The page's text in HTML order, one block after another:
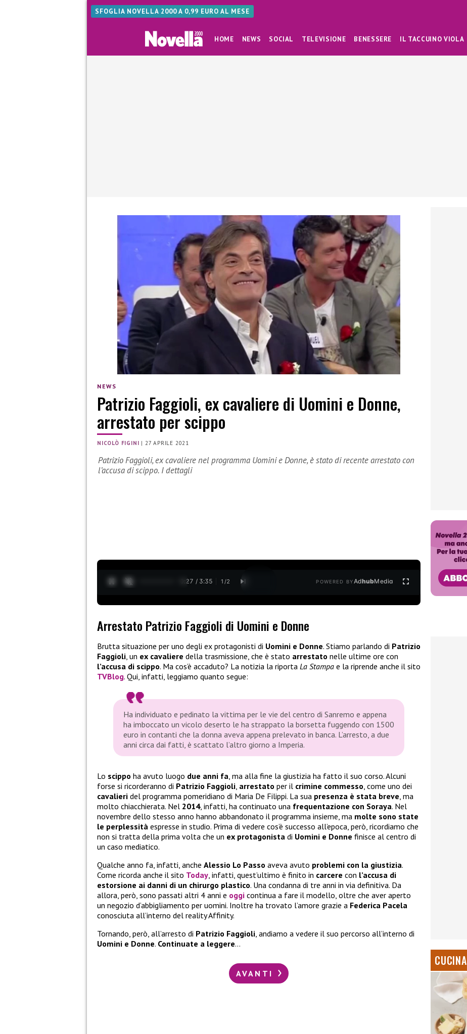
SFOGLIA NOVELLA 2000 A 0,99 EURO AL MESE
HOME NEWS SOCIAL TELEVISIONE BENESSERE IL TACCUINO VIOLA
NEWS
Patrizio Faggioli, ex cavaliere di Uomini e Donne,
arrestato per scippo
NICOLÒ FIGINI | 27 APRILE 2021
Patrizio Faggioli, ex cavaliere nel programma Uomini e Donne, è stato di recente arrestato con
l’accusa di scippo. I dettagli
0:28 / 3:35 1 /2 POWERED BYAdhubMedia
Arrestato Patrizio Faggioli di Uomini e Donne
Brutta situazione per uno degli ex protagonisti di Uomini e Donne. Stiamo parlando di Patrizio
Faggioli, un ex cavaliere della trasmissione, che è stato arrestato nelle ultime ore con
l’accusa di scippo. Ma cos’è accaduto? La notizia la riporta La Stampa e la riprende anche il sito
TVBlog. Qui, infatti, leggiamo quanto segue:
Ha individuato e pedinato la vittima per le vie del centro di Sanremo e appena
ha imboccato un vicolo deserto le ha strappato la borsetta fuggendo con 1500
euro in contanti che la donna aveva appena prelevato in banca. L’arresto, a due
anni circa dai fatti, è scattato l’altro giorno a Imperia.
Lo scippo ha avuto luogo due anni fa, ma alla fine la giustizia ha fatto il suo corso. Alcuni
forse si ricorderanno di Patrizio Faggioli, arrestato per il crimine commesso, come uno dei
cavalieri del programma pomeridiano di Maria De Filippi. La sua presenza è stata breve, ma
molto chiacchierata. Nel 2014, infatti, ha continuato una frequentazione con Soraya. Nel
novembre dello stesso anno hanno abbandonato il programma insieme, ma molte sono state
le perplessità espresse in studio. Prima di vedere cos’è successo all’epoca, però, ricordiamo che
non si tratta della prima volta che un ex protagonista di Uomini e Donne finisce al centro di
un caso mediatico.
Qualche anno fa, infatti, anche Alessio Lo Passo aveva avuto problemi con la giustizia.
Come ricorda anche il sito Today, infatti, quest’ultimo è finito in carcere con l’accusa di
estorsione ai danni di un chirurgo plastico. Una condanna di tre anni in via definitiva. Da
allora, però, sono passati altri 4 anni e oggi continua a fare il modello, oltre che aver aperto
un negozio d’abbigliamento per uomini. Inoltre ha trovato l’amore grazie a Federica Pacela
conosciuta all’interno del reality Affinity.
Tornando, però, all’arresto di Patrizio Faggioli, andiamo a vedere il suo percorso all’interno di
Uomini e Donne. Continuate a leggere…
AVANTI
CUCINA